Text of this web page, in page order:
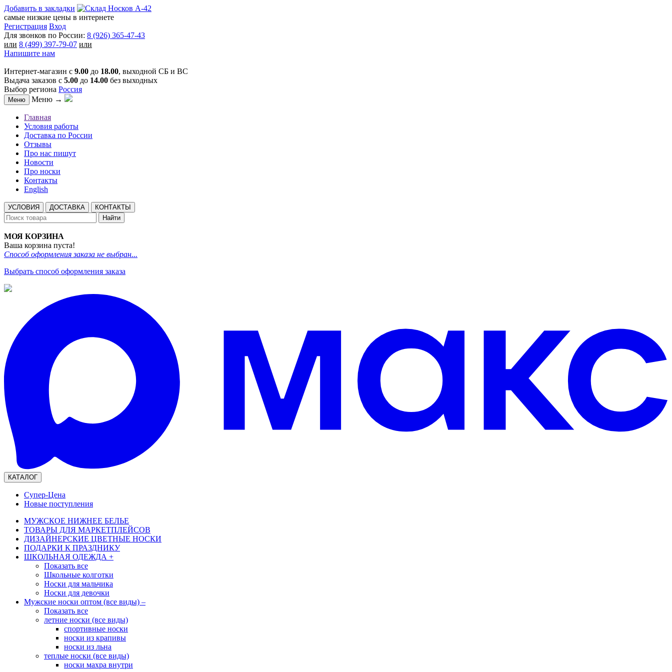
Добавить в закладки
самые низкие цены в интернете
Регистрация Вход
Для звонков по России: 8 (926) 365-47-43
или 8 (499) 397-79-07 или
Напишите нам
Интернет-магазин с 9.00 до 18.00, выходной СБ и ВС
Выдача заказов с 5.00 до 14.00 без выходных
Выбор региона Россия
Меню Меню →
Главная
Условия работы
Доставка по России
Отзывы
Про нас пишут
Новости
Про носки
Контакты
English
УСЛОВИЯ ДОСТАВКА
КОНТАКТЫ
Найти
МОЯ КОРЗИНА
Ваша корзина пуста!
Способ оформления заказа не выбран...
Выбрать способ оформления заказа
КАТАЛОГ
Супер-Цена
Новые поступления
МУЖСКОЕ НИЖНЕЕ БЕЛЬЕ
ТОВАРЫ ДЛЯ МАРКЕТПЛЕЙСОВ
ДИЗАЙНЕРСКИЕ ЦВЕТНЫЕ НОСКИ
ПОДАРКИ К ПРАЗДНИКУ
ШКОЛЬНАЯ ОДЕЖДА +
Показать все
Школьные колготки
Носки для мальчика
Носки для девочки
Мужские носки оптом (все виды) –
Показать все
летние носки (все виды)
спортивные носки
носки из крапивы
носки из льна
теплые носки (все виды)
носки махра внутри